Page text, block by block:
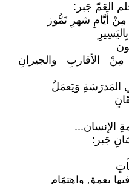
العَمّ جَبر:
مِنْ أَيَّامِ شهرِ تَمُّوز
الأقاربِ والجيرانِ
المَدرَسَةِ وَيَعمَلُ
الإنسان...
جَبر:
بعمقٍ واهتِمَام